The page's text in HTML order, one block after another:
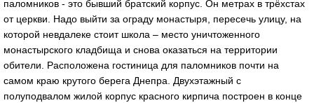
паломников - это бывший братский корпус. Он метрах в трёхстах
от церкви. Надо выйти за ограду монастыря, пересечь улицу, на
которой невдалеке стоит школа – место уничтоженного
монастырского кладбища и снова оказаться на территории
обители. Расположена гостиница для паломников почти на
самом краю крутого берега Днепра. Двухэтажный с
полуподвалом жилой корпус красного кирпича построен в конце